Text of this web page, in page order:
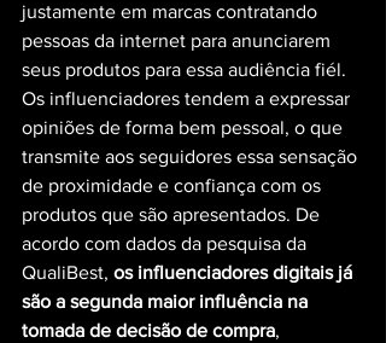
justamente em marcas contratando
pessoas da internet para anunciarem
seus produtos para essa audiência fiél.
Os influenciadores tendem a expressar
opiniões de forma bem pessoal, o que
transmite aos seguidores essa sensação
de proximidade e confiança com os
produtos que são apresentados. De
acordo com dados da pesquisa da
QualiBest, os influenciadores digitais já
são a segunda maior influência na
tomada de decisão de compra,